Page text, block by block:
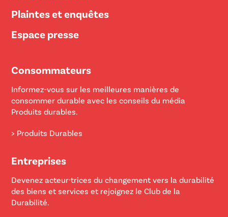
Plaintes et enquêtes
Espace presse
Consommateurs
Informez-vous sur les meilleures manières de
consommer durable avec les conseils du média
Produits durables.
> Produits Durables
Entreprises
Devenez acteur·trices du changement vers la durabilité
des biens et services et rejoignez le Club de la
Durabilité.